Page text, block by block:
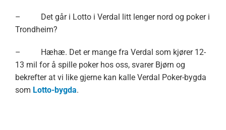
– Det går i Lotto i Verdal litt lenger nord og poker i
Trondheim?
– Hæhæ. Det er mange fra Verdal som kjører 12-
13 mil for å spille poker hos oss, svarer Bjørn og
bekrefter at vi like gjerne kan kalle Verdal Poker-bygda
som Lotto-bygda.